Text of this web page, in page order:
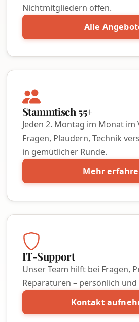
Nichtmitgliedern offen.
Alle
Stammtisch 55+
Jeden 2. Montag im Monat im
Fragen, Plaudern, Technik
in gemütlicher Runde.
Mehr
IT-Support
Unser Team hilft bei Fragen,
Reparaturen – persönlich
Kontakt